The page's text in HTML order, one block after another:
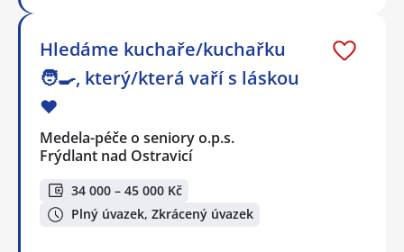
Hledáme kuchaře/kuchařku
🧑‍🍳, který/která vaří s láskou
❤️
Medela-péče o seniory o.p.s.
Frýdlant nad Ostravicí
34 000 – 45 000 Kč
Plný úvazek, Zkrácený úvazek